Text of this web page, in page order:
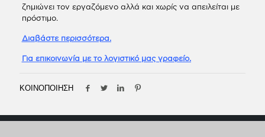
ζημιώνει τον εργαζόμενο αλλά και χωρίς να απειλείται με
πρόστιμο.
Διαβάστε περισσότερα.
Για επικοινωνία με το λογιστικό μας γραφείο.
ΚΟΙΝΟΠΟΙΗΣΗ